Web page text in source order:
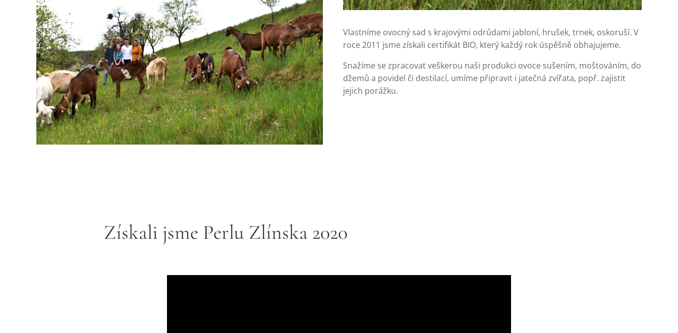
Vlastníme ovocný sad s krajovými odrůdami jabloní, hrušek, trnek, oskoruší. V
roce 2011 jsme získali certifikát BIO, který každý rok úspěšně obhajujeme.
Snažíme se zpracovat veškerou naši produkci ovoce sušením, moštováním, do
džemů a povidel či destilací, umíme připravit i jatečná zvířata, popř. zajistit
jejich porážku.
Získali jsme Perlu Zlínska 2020